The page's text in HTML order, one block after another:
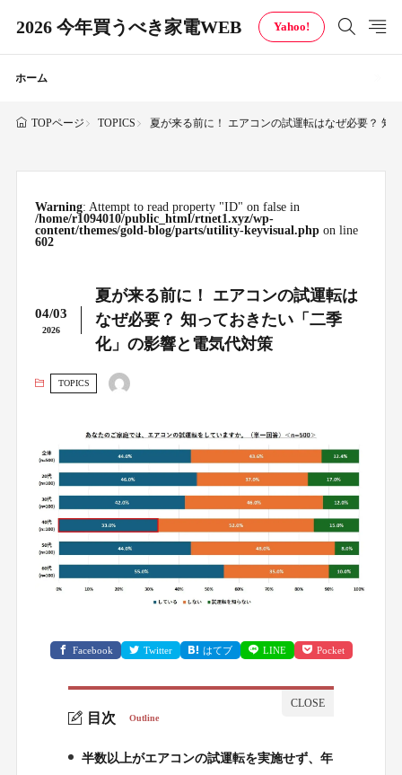
2026 今年買うべき家電WEB Yahoo!
ホーム
TOPページ TOPICS 夏が来る前に！ エアコンの試運転はなぜ必要？ 知
Warning: Attempt to read property "ID" on false in
/home/r1094010/public_html/rtnet1.xyz/wp-
content/themes/gold-blog/parts/utility-keyvisual.phpon line
602
04/03
2026
夏が来る前に！ エアコンの試運転は
なぜ必要？ 知っておきたい「二季
化」の影響と電気代対策
TOPICS
Facebook Twitter はてブ LINE Pocket
目次 Outline
半数以上がエアコンの試運転を実施せず、年